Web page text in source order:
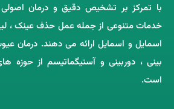
با تمرکز بر تشخیص دقیق و درمان
خدمات متنوعی از جمله عمل حذف عینک ،
اسمایل و اسمایل ارائه می ‌دهند. درمان
‌بینی ، دوربینی و آستیگماتیسم از حوزه‌
است.